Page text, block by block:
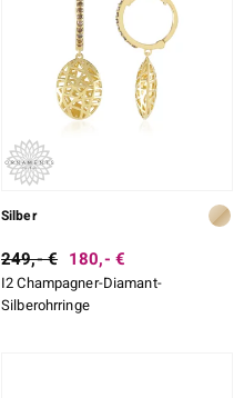
Silber
249,- € 180,- €
I2 Champagner-Diamant-
Silberohrringe